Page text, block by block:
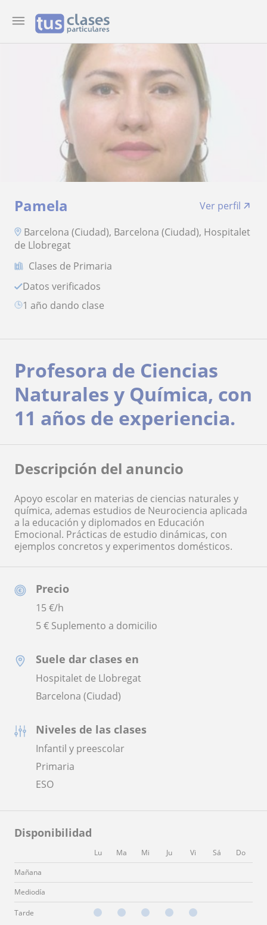
Pamela
Ver perfil
Barcelona (Ciudad), Barcelona (Ciudad), Hospitalet
de Llobregat
Clases de Primaria
Datos verificados
1 año dando clase
Precio
15€/h
5 € Suplemento a domicilio
Suele dar clases en
Hospitalet de Llobregat
Barcelona (Ciudad)
Niveles de las clases
Infantil y preescolar
Primaria
ESO
Disponibilidad
Lu Ma Mi Ju Vi Sá
Do
Mañana
Mediodía
Tarde
Profesora de Ciencias
Naturales y Química, con
11 años de experiencia.
Descripción del anuncio
Apoyo escolar en materias de ciencias naturales y
química, ademas estudios de Neurociencia aplicada
a la educación y diplomados en Educación
Emocional. Prácticas de estudio dinámicas, con
ejemplos concretos y experimentos domésticos.